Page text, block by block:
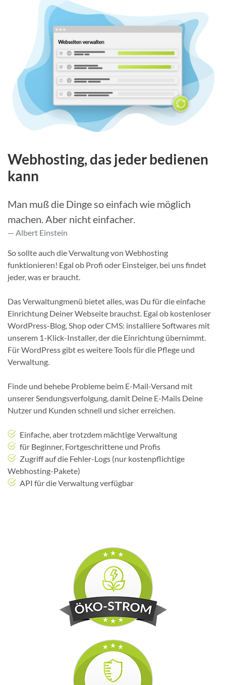
Webhosting, das jeder bedienen
kann
Man muß die Dinge so einfach wie möglich
machen. Aber nicht einfacher.
Albert Einstein
So sollte auch die Verwaltung von Webhosting
funktionieren! Egal ob Profi oder Einsteiger, bei uns findet
jeder, was er braucht.
Das Verwaltungmenü bietet alles, was Du für die einfache
Einrichtung Deiner Webseite brauchst. Egal ob kostenloser
WordPress-Blog, Shop oder CMS: installiere Softwares mit
unserem 1-Klick-Installer, der die Einrichtung übernimmt.
Für WordPress gibt es weitere Tools für die Pflege und
Verwaltung.
Finde und behebe Probleme beim E-Mail-Versand mit
unserer Sendungsverfolgung, damit Deine E-Mails Deine
Nutzer und Kunden schnell und sicher erreichen.
Einfache, aber trotzdem mächtige Verwaltung
für Beginner, Fortgeschrittene und Profis
Zugriff auf die Fehler-Logs (nur kostenpflichtige
Webhosting-Pakete)
API für die Verwaltung verfügbar